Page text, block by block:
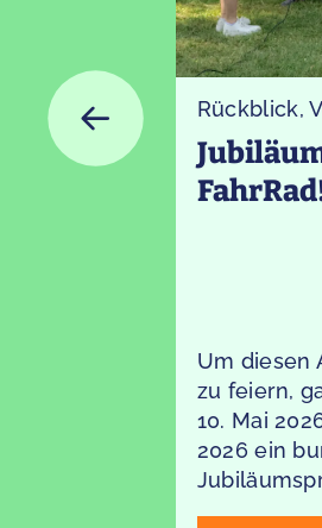
Rückblick,
Um diesen
zu feiern,
10. Mai
2026 ein